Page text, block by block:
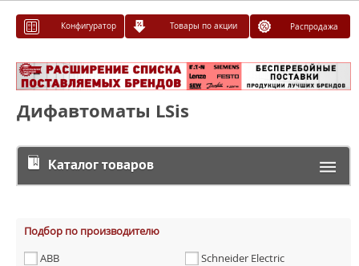
Конфигуратор Товары по акции Распродажа
Дифавтоматы LSis
Каталог товаров
Подбор по производителю
ABB
Schneider Electric